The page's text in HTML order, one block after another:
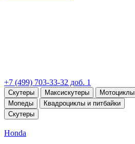
+7 (499) 703-33-32 доб. 1
Скутеры Максискутеры Мотоциклы
Мопеды
Квадроциклы и питбайки
Скутеры
Honda